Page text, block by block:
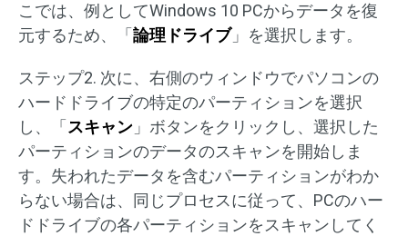
こでは、例としてWindows 10 PCからデータを復
元するため、「 論理ドライブ」を選択します。
ステップ2. 次に、右側のウィンドウでパソコンの
ハードドライブの特定のパーティションを選択
し、「 スキャン 」ボタンをクリックし、選択した
パーティションのデータのスキャンを開始しま
す。失われたデータを含むパーティションがわか
らない場合は、同じプロセスに従って、PCのハー
ドドライブの各パーティションをスキャンしてく